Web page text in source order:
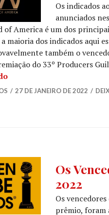
NOTÍCIAS
DE
FILMES ,
NOTÍCIAS
DE
Os indicados
anunciados
of America é um dos
maioria dos indicados aqui
também o
do 33º Producers
Os Indicados ao 33º
27 DE JANEIRO DE 2022
GLOBO
DE
OURO,
DE
FILMES,
Os
2022
Os
prêmio, foram